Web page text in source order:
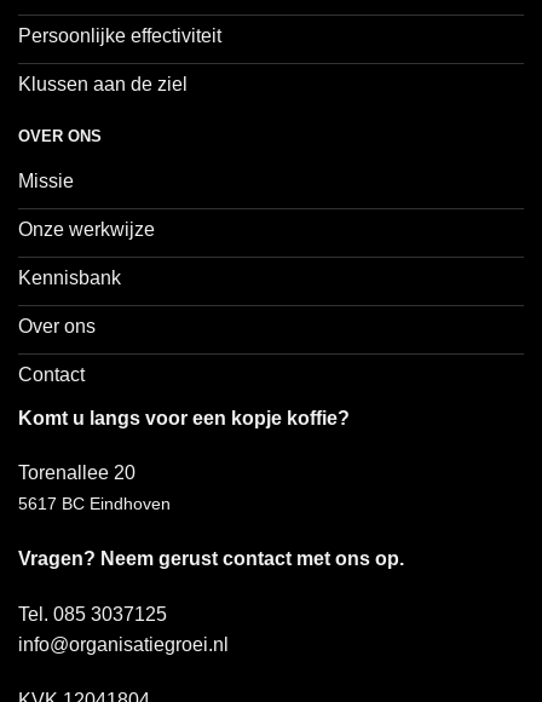
Persoonlijke effectiviteit
Klussen aan de ziel
OVER ONS
Missie
Onze werkwijze
Kennisbank
Over ons
Contact
Komt u langs voor een kopje koffie?
Torenallee 20
5617 BC Eindhoven
Vragen? Neem gerust contact met ons op.
Tel. 085 3037125
info@organisatiegroei.nl